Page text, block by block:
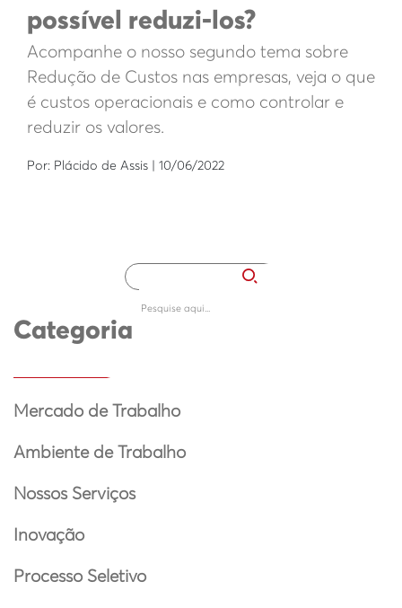
possível reduzi-los?
Acompanhe o nosso segundo tema sobre
Redução de Custos nas empresas, veja o que
é custos operacionais e como controlar e
reduzir os valores.
Por: Plácido de Assis | 10/06/2022
Categoria
Mercado de Trabalho
Ambiente de Trabalho
Nossos Serviços
Inovação
Processo Seletivo